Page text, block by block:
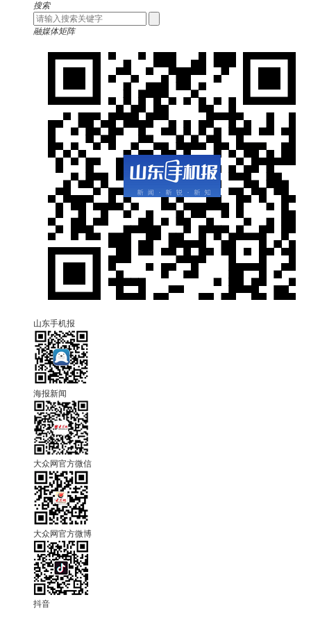
搜索
融媒体矩阵
山东手机报
海报新闻
大众网官方微信
大众网官方微博
抖音